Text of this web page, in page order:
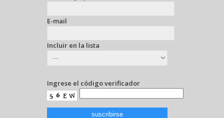
E-mail
Incluir en la lista
Ingrese el código verificador